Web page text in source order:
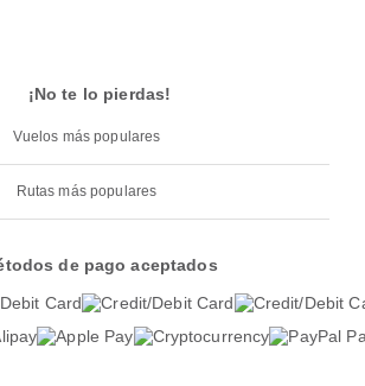
¡No te lo pierdas!
Vuelos más populares
Rutas más populares
de pago aceptados